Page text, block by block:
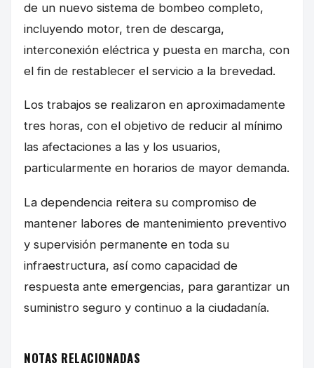
de un nuevo sistema de bombeo completo,
incluyendo motor, tren de descarga,
interconexión eléctrica y puesta en marcha, con
el fin de restablecer el servicio a la brevedad.
Los trabajos se realizaron en aproximadamente
tres horas, con el objetivo de reducir al mínimo
las afectaciones a las y los usuarios,
particularmente en horarios de mayor demanda.
La dependencia reitera su compromiso de
mantener labores de mantenimiento preventivo
y supervisión permanente en toda su
infraestructura, así como capacidad de
respuesta ante emergencias, para garantizar un
suministro seguro y continuo a la ciudadanía.
NOTAS RELACIONADAS